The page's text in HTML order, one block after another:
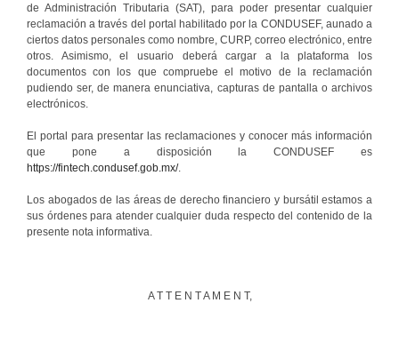
de Administración Tributaria (SAT), para poder presentar cualquier
reclamación a través del portal habilitado por la CONDUSEF, aunado a
ciertos datos personales como nombre, CURP, correo electrónico, entre
otros. Asimismo, el usuario deberá cargar a la plataforma los
documentos con los que compruebe el motivo de la reclamación
pudiendo ser, de manera enunciativa, capturas de pantalla o archivos
electrónicos.
El portal para presentar las reclamaciones y conocer más información
que pone a disposición la CONDUSEF es
https://fintech.condusef.gob.mx/.
Los abogados de las áreas de derecho financiero y bursátil estamos a
sus órdenes para atender cualquier duda respecto del contenido de la
presente nota informativa.
A T T E N T A M E N T,